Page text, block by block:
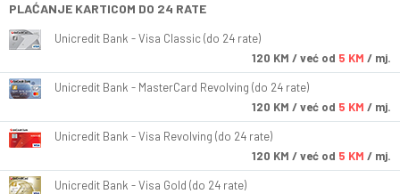
PLAĆANJE KARTICOM DO 24 RATE
Unicredit Bank - Visa Classic (do 24 rate)
120 KM / već od 5 KM / mj.
Unicredit Bank - MasterCard Revolving (do 24 rate)
120 KM / već od 5 KM / mj.
Unicredit Bank - Visa Revolving (do 24 rate)
120 KM / već od 5 KM / mj.
Unicredit Bank - Visa Gold (do 24 rate)